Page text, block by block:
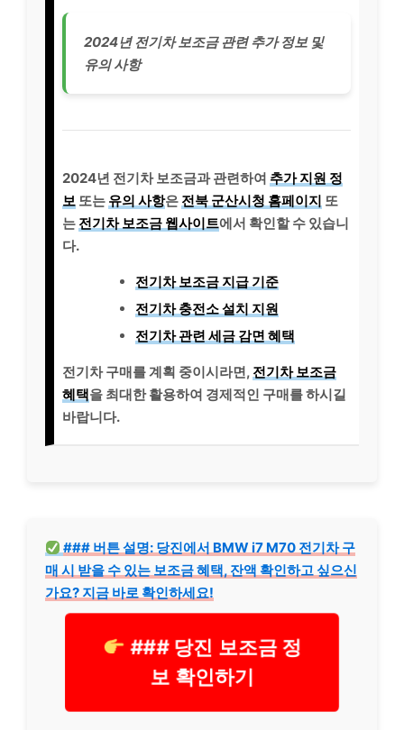
2024년 전기차 보조금 관련 추가 정보 및
유의 사항
2024년 전기차 보조금과 관련하여 추가 지원 정
보 또는 유의 사항은 전북 군산시청 홈페이지 또
는 전기차 보조금 웹사이트에서 확인할 수 있습니
다.
전기차 보조금 지급 기준
전기차 충전소 설치 지원
전기차 관련 세금 감면 혜택
전기차 구매를 계획 중이시라면, 전기차 보조금
혜택을 최대한 활용하여 경제적인 구매를 하시길
바랍니다.
### 버튼 설명: 당진에서 BMW i7 M70 전기차 구
매 시 받을 수 있는 보조금 혜택, 잔액 확인하고 싶으신
가요? 지금 바로 확인하세요!
### 당진 보조금 정
보 확인하기